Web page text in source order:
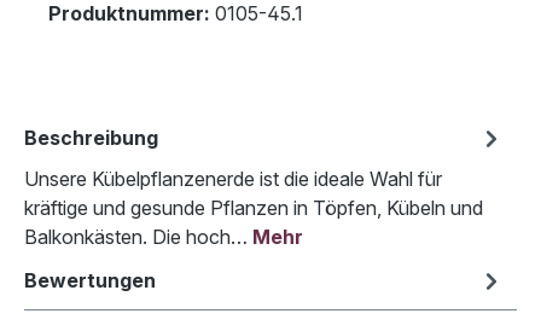
Produktnummer: 0105-45.1
Beschreibung
Unsere Kübelpflanzenerde ist die ideale Wahl für
kräftige und gesunde Pflanzen in Töpfen, Kübeln und
Balkonkästen. Die hoch… Mehr
Bewertungen